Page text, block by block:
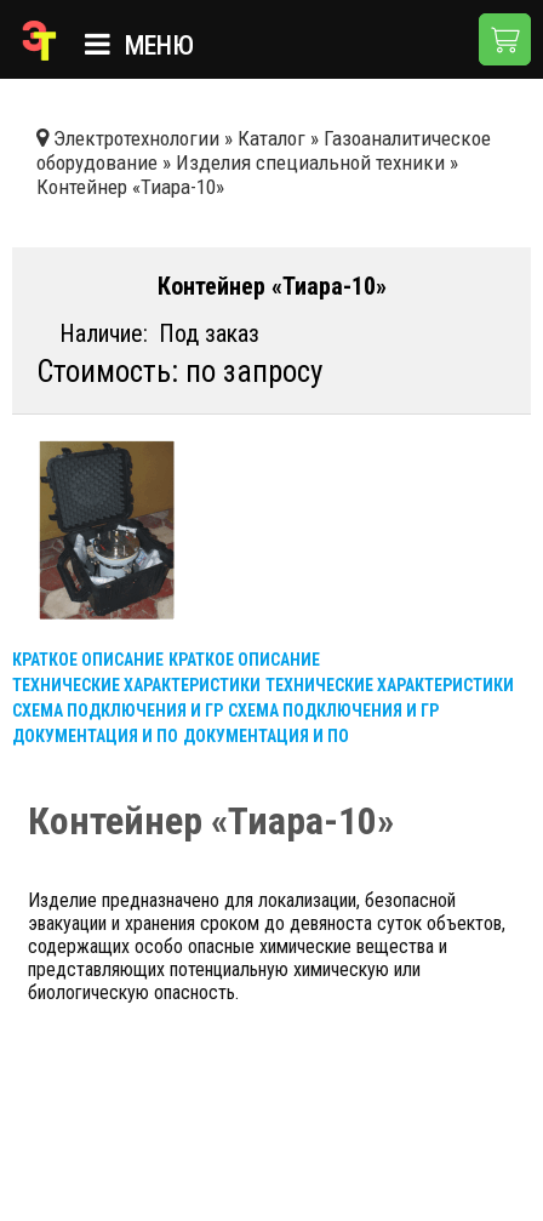
МЕНЮ
КАТАЛОГ
НОВОСТИ
ДОСТАВКА И ОПЛАТА
КОНТАКТЫ
Электротехнологии » Каталог » Газоаналитическое
оборудование » Изделия специальной техники »
Контейнер «Тиара-10»
Контейнер «Тиара-10»
Наличие: Под заказ
Стоимость: по запросу
КРАТКОЕ ОПИСАНИЕ КРАТКОЕ ОПИСАНИЕ
ТЕХНИЧЕСКИЕ ХАРАКТЕРИСТИКИ ТЕХНИЧЕСКИЕ ХАРАКТЕРИСТИКИ
СХЕМА ПОДКЛЮЧЕНИЯ И ГР СХЕМА ПОДКЛЮЧЕНИЯ И ГР
ДОКУМЕНТАЦИЯ И ПО ДОКУМЕНТАЦИЯ И ПО
Контейнер «Тиара-10»
Изделие предназначено для локализации, безопасной
эвакуации и хранения сроком до девяноста суток объектов,
содержащих особо опасные химические вещества и
представляющих потенциальную химическую или
биологическую опасность.